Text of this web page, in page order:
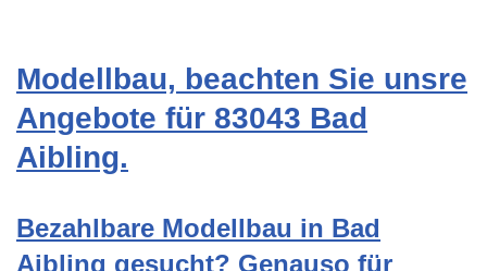
Modellbau, beachten Sie unsre
Angebote für 83043 Bad
Aibling.
Bezahlbare Modellbau in Bad
Aibling gesucht? Genauso für